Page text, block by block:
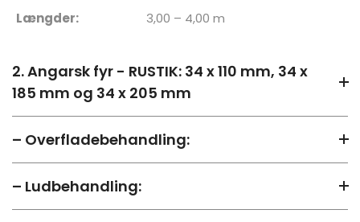
Længder:
3,00 – 4,00 m
2. Angarsk fyr - RUSTIK: 34 x 110 mm, 34 x
185 mm og 34 x 205 mm
– Overfladebehandling:
– Ludbehandling: